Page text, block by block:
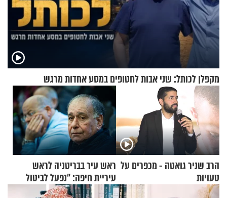
מקפלן לכותל: שני אבות לחטופים במסע אחדות מרגש
הרב שניר גואטה - מכפרים על
טעויות
ראש עיר בבריטניה לראש
עיריית חיפה: ״נפעל לביטול
ברית הערים התאומות״